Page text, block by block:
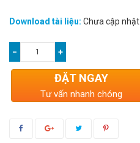
Download tài liệu: Chưa cập nhật
− +
ĐẶT NGAY
Tư vấn nhanh chóng